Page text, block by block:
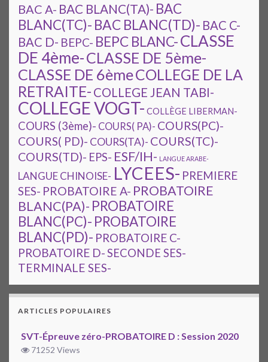
BAC A- BAC BLANC(TA)- BAC
BLANC(TC)- BAC BLANC(TD)- BAC C-
BAC D- BEPC- BEPC BLANC-CLASSE
DE 4ème-CLASSE DE 5ème-
CLASSE DE 6èmeCOLLEGE DE LA
RETRAITE- COLLEGE JEAN TABI-
COLLEGE VOGT- COLLÈGE LIBERMAN-
COURS (3ème)- COURS( PA)- COURS(PC)-
COURS( PD)- COURS(TA)- COURS(TC)-
COURS(TD)- EPS- ESF/IH- LANGUE ARABE-
LANGUE CHINOISE- LYCEES- PREMIERE
SES- PROBATOIRE A- PROBATOIRE
BLANC(PA)- PROBATOIRE
BLANC(PC)- PROBATOIRE
BLANC(PD)- PROBATOIRE C-
PROBATOIRE D-SECONDE SES-
TERMINALE SES-
ARTICLES POPULAIRES
SVT-Épreuve zéro-PROBATOIRE D : Session 2020
71252 Views